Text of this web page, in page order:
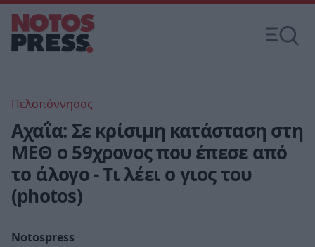
Πελοπόννησος
Αχαΐα: Σε κρίσιμη κατάσταση στη
ΜΕΘ ο 59χρονος που έπεσε από
το άλογο - Τι λέει ο γιος του
(photos)
Notospress